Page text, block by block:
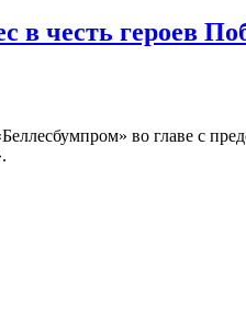
в честь героев
во главе с